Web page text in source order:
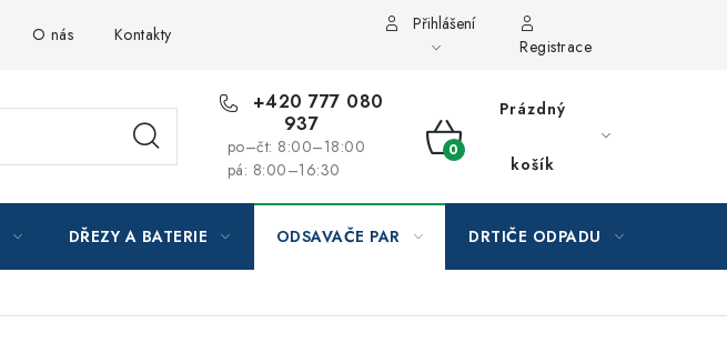
O nás Kontakty
Přihlášení
Registrace
+420 777 080
937
po–čt: 8:00–18:00
pá: 8:00–16:30
NÁKUPNÍ
Prázdný
košík
DŘEZY A BATERIE ODSAVAČE PAR DRTIČE ODPADU